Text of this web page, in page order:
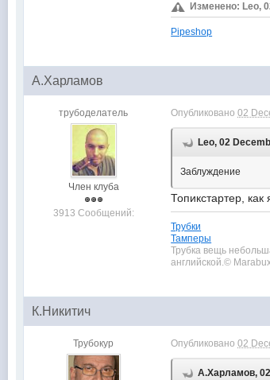
Изменено: Leo,
Pipeshop
А.Харламов
трубоделатель
Член клуба
3913 Сообщений:
Опубликовано02
Leo, 02
Заблуждение
Топикстартер,
Трубки
Тамперы
Трубка вещь
английской.©
К.Никитич
Трубокур Опубликовано02
А.Харламов,